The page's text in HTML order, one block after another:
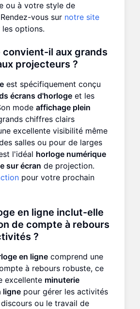
ou à votre style de
vous sur notre site
options.
convient-il aux grands
projecteurs ?
est spécifiquement conçu
écrans d'horloge et les
mode affichage plein
chiffres clairs
excellente visibilité même
salles ou pour de larges
l'idéal horloge numérique
sur écran de projection.
pour votre prochain
en ligne inclut-elle
de compte à rebours
?
en ligne comprend une
à rebours robuste, ce
excellente minuterie
ligne pour gérer les activités
ou le travail de